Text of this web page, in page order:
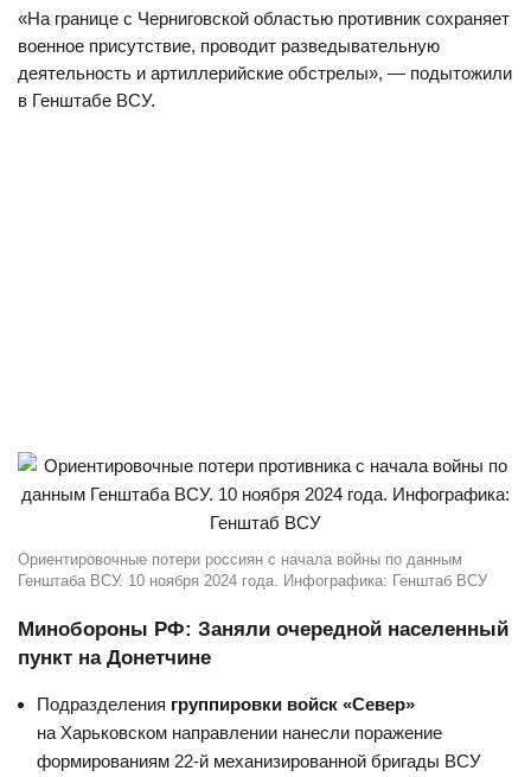
«На границе с Черниговской областью противник сохраняет
военное присутствие, проводит разведывательную
деятельность и артиллерийские обстрелы», — подытожили
в Генштабе ВСУ.
Ориентировочные потери россиян с начала войны по данным
Генштаба ВСУ. 10 ноября 2024 года. Инфографика: Генштаб ВСУ
Минобороны РФ: Заняли очередной населенный
пункт на Донетчине
Подразделения группировки войск «Север»
на Харьковском направлении нанесли поражение
формированиям 22-й механизированной бригады ВСУ